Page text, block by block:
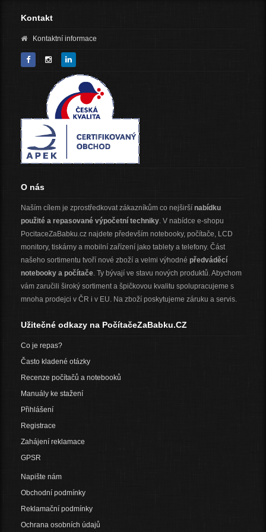
Kontakt
Kontaktní informace
O nás
Naším cílem je zprostředkovat zákazníkům co nejširší nabídku
použité a repasované výpočetní techniky. V nabídce e-shopu
PocitaceZaBabku.cz najdete především notebooky, počítače, LCD
monitory, tiskárny a mobilní zařízení jako tablety a telefony. Část
našeho sortimentu tvoří nové zboží a velmi výhodné předváděcí
notebooky a počítače. Ty bývají ve stavu nových produktů. Abychom
vám zaručili široký sortiment a špičkovou kvalitu spolupracujeme s
mnoha prodejci v ČR i v EU. Na zboží poskytujeme záruku a servis.
Užitečné odkazy na PočítačeZaBabku.CZ
Co je repas?
Často kladené otázky
Recenze počítačů a notebooků
Manuály ke stažení
Přihlášení
Registrace
Zahájení reklamace
GPSR
Napište nám
Obchodní podmínky
Reklamační podmínky
Ochrana osobních údajů